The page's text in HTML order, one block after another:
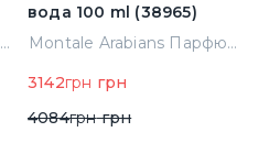
Kilian Old Fashioned Парфюмированная вода 100 ml (3700550240723)
вода 100 ml (38965)
Montale Arabians Парфюмированная вода 100 ml (38965)
3142грн грн
4084грнгрн